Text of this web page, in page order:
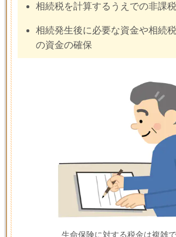
相続税を計算するうえでの非課
相続発生後に必要な資金や相続
の資金の確保
生命保険に対する税金は複雑で